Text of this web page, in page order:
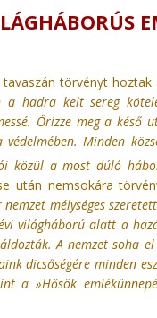
törvényt
hadra kelt sereg
Őrizze meg a
Minden
közül a most dúló
után nemsokára
nemzet mélységes
világháború alatt a
A nemzet soha
dicsőségére minden
a »Hősök